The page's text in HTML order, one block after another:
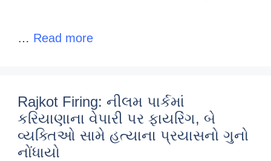
… Read more
Rajkot Firing: નીલમ પાર્કમાં
કરિયાણાના વેપારી પર ફાયરિંગ, બે
વ્યક્તિઓ સામે હત્યાના પ્રયાસનો ગુનો
નોંધાયો